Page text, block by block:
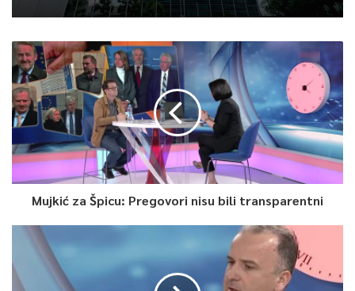
situacijom, gdje je Mašić dodao da, ne samo na ovom primjeru,
Bosni i Hercegovini i poručuju “nemojte prilagođavati Europske
standarde nenormalnim uslovima u Bosni i Hercegovini, nego ih
doslovno implementirajte kako je to u vašim zemljama.
Nemojte nam forsirati rješenja koja apsolutno nemaju vezu sa
bilo kakvim vrijednostima, posebno ne sa europskim, poručio je
Mašić.
Mujkić za Špicu: Pregovori nisu bili transparentni